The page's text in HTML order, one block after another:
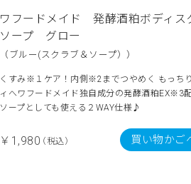
ワフードメイド 発酵酒粕ボディス
ソープ グロー
（ブルー(スクラブ＆ソープ））
くすみ※１ケア！内側※2までつやめく もっち
ィへワフードメイド独自成分の発酵酒粕EX※3
ソープとしても使える２WAY仕様♪
￥1,980（税込） 買い物かご